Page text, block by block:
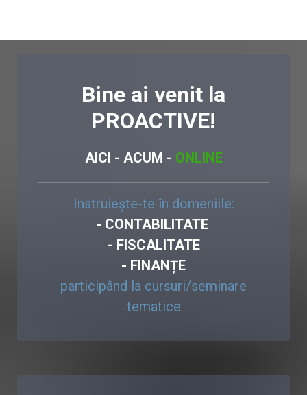
Bine ai venit la
PROACTIVE!
AICI - ACUM - ONLINE
Instruiește-te în domeniile:
- CONTABILITATE
- FISCALITATE
- FINANȚE
participând la cursuri/seminare
tematice